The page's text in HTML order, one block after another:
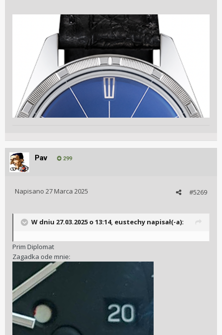
Pav 299
#5269
Napisano 27 Marca 2025
W dniu 27.03.2025 o 13:14, eustechy napisał(-a):
Prim Diplomat
Zagadka ode mnie: